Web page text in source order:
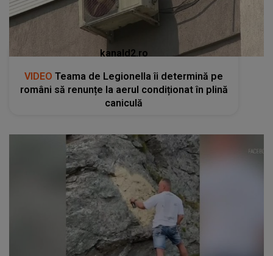
kanald2.ro
VIDEO Teama de Legionella îi determină pe
români să renunțe la aerul condiționat în plină
caniculă